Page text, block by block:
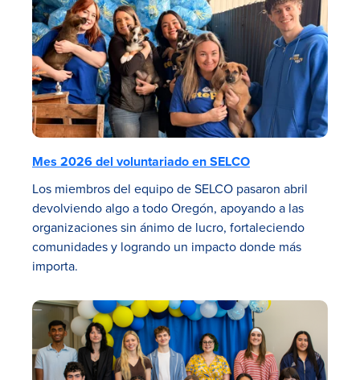
Mes 2026 del voluntariado en SELCO
Los miembros del equipo de SELCO pasaron abril
devolviendo algo a todo Oregón, apoyando a las
organizaciones sin ánimo de lucro, fortaleciendo
comunidades y logrando un impacto donde más
importa.